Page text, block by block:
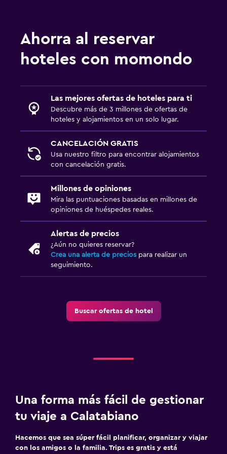
Enchufe cerca de la cama
Perchero
Servicios y facilidades
Servicio de habitaciones
Masaje de pies
Botella de agua
Aire libre
Comedor al aire libre
Muebles de exterior
Plancha y tabla de planchar
Mesa de comedor
TV de pantalla plana
Ahorra al reservar
hoteles con momondo
Las mejores ofertas de hoteles para ti
Descubre más de 3 millones de ofertas de
hoteles y alojamientos en un solo lugar.
CANCELACIÓN GRATIS
Usa nuestro filtro para encontrar alojamientos
con cancelación gratis.
Millones de opiniones
Mira las puntuaciones basadas en millones de
opiniones de huéspedes reales.
Alertas de precios
¿Aún no quieres reservar?
Crea una alerta de precios para realizar un
seguimiento.
Buscar ofertas de hotel
Una forma más fácil de gestionar
tu viaje a Calatabiano
Hacemos que sea súper fácil planificar, organizar y viajar
con los amigos o la familia. Trips es gratis y está